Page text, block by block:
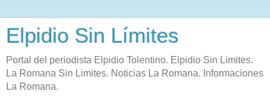
Elpidio Sin Límites
Portal del periodista Elpidio Tolentino. Elpidio Sin Limites.
La Romana Sin Limites. Noticias La Romana. Informaciones
La Romana.